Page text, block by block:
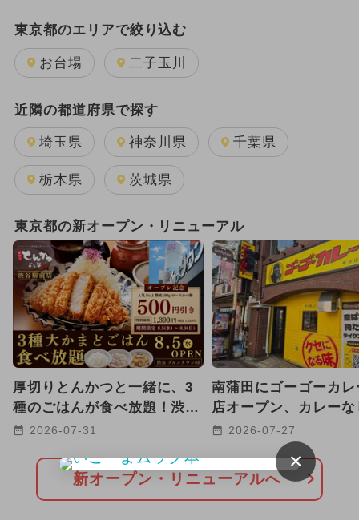
2024年のイベント
夏休み 日帰り
GW(ゴールデンウィーク)
2025年12月のイベント
2026年1月のイベント
2024年3月のイベント
2026年8月のイベント ワークショップ
2026年7月のイベント クリスマス
2024年4月のイベント
2024年7月のイベント
2024年5月のイベント
2024年11月のイベント
東京都のエリアで絞り込む
お台場 二子玉川
近隣の都道府県で探す
埼玉県 神奈川県 千葉県
栃木県 茨城県
東京都の新オープン・リニューアル
厚切りとんかつと一緒に、3
種のごはんが食べ放題！渋谷
駅前に老舗店が都心初上陸
2026-07-31
南蒲田にゴーゴーカレ
店オープン、カレーな
惣菜だけテイクアウト
2026-07-27
新オープン・リニューアルへ
×